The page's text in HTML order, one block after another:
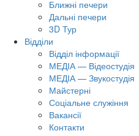
Ближні печери
Дальні печери
3D Тур
Відділи
Відділ інформації
МЕДІА — Відеостудія
МЕДІА — Звукостудія
Майстерні
Соціальне служіння
Вакансії
Контакти